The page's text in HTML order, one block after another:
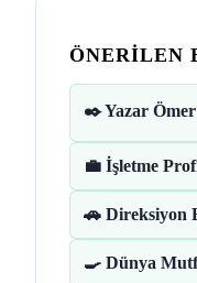
ÖNERILEN
✒️ Yazar
💼 İşletme
🚗 Direksiyon
🍳 Dünya